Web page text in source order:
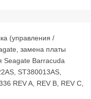
(управления /
замена платы
Seagate Barracuda
ST380013AS,
REV A, REV B, REV C,